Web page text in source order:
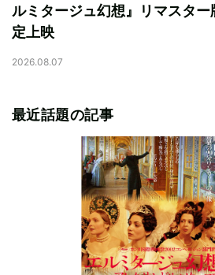
ルミタージュ幻想』リマスター
定上映
2026.08.07
最近話題の記事